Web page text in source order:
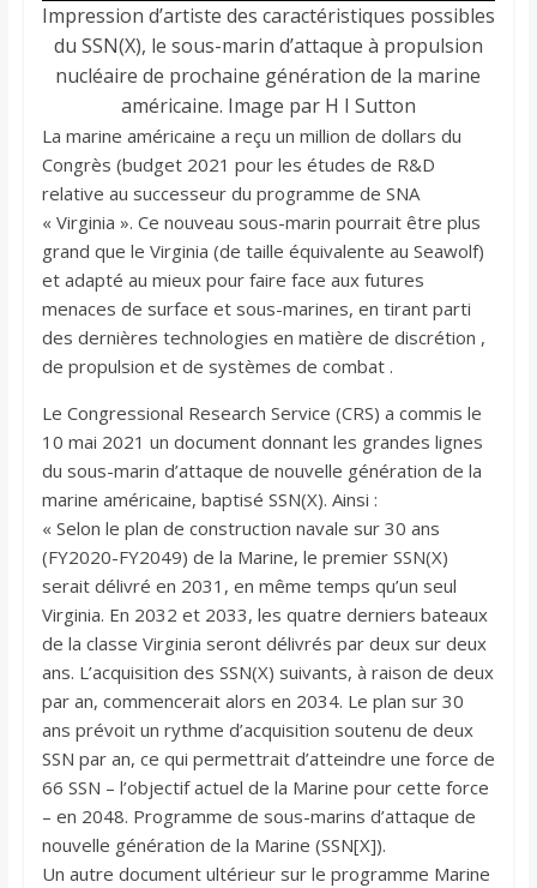
Impression d’artiste des caractéristiques possibles
du SSN(X), le sous-marin d’attaque à propulsion
nucléaire de prochaine génération de la marine
américaine. Image par H I Sutton
La marine américaine a reçu un million de dollars du
Congrès (budget 2021 pour les études de R&D
relative au successeur du programme de SNA
« Virginia ». Ce nouveau sous-marin pourrait être plus
grand que le Virginia (de taille équivalente au Seawolf)
et adapté au mieux pour faire face aux futures
menaces de surface et sous-marines, en tirant parti
des dernières technologies en matière de discrétion ,
de propulsion et de systèmes de combat .
Le Congressional Research Service (CRS) a commis le
10 mai 2021 un document donnant les grandes lignes
du sous-marin d’attaque de nouvelle génération de la
marine américaine, baptisé SSN(X). Ainsi :
« Selon le plan de construction navale sur 30 ans
(FY2020-FY2049) de la Marine, le premier SSN(X)
serait délivré en 2031, en même temps qu’un seul
Virginia. En 2032 et 2033, les quatre derniers bateaux
de la classe Virginia seront délivrés par deux sur deux
ans. L’acquisition des SSN(X) suivants, à raison de deux
par an, commencerait alors en 2034. Le plan sur 30
ans prévoit un rythme d’acquisition soutenu de deux
SSN par an, ce qui permettrait d’atteindre une force de
66 SSN – l’objectif actuel de la Marine pour cette force
– en 2048. Programme de sous-marins d’attaque de
nouvelle génération de la Marine (SSN[X]).
Un autre document ultérieur sur le programme Marine